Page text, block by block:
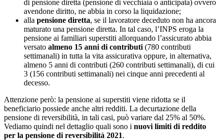
di pensione diretta (pensione di vecchiaia o anticipata) ovvero
avendone diritto, ne abbia in corso la liquidazione;
alla pensione diretta, se il lavoratore deceduto non ha ancora
maturato una pensione diretta. In tal caso, l’INPS eroga la
pensione ai familiari superstiti allorquando l’assicurato abbia
versato almeno 15 anni di contributi (780 contributi
settimanali) in tutta la vita assicurativa oppure, in alternativa,
almeno 5 anni di contributi (260 contributi settimanali), di cui
3 (156 contributi settimanali) nei cinque anni precedenti al
decesso.
Attenzione però: la pensione ai superstiti viene ridotta se il
beneficiario possiede anche altri redditi. La decurtazione della
pensione di reversibilità, in tali casi, può variare dal 25% al 50%.
Vediamo quindi nel dettaglio quali sono i nuovi limiti di reddito
per la pensione di reversibilità 2021.